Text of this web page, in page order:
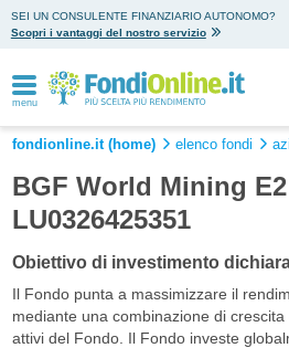
SEI UN CONSULENTE FINANZIARIO AUTONOMO?
Scopri i vantaggi del nostro servizio
menu
fondionline.it (home) elenco fondi
BGF World Mining
LU0326425351
Obiettivo di investimento
Il Fondo punta a massimizzare il
mediante una combinazione di
attivi del Fondo. Il Fondo investe